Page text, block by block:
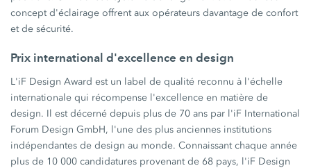
concept d'éclairage offrent aux opérateurs davantage de confort
et de sécurité.
Prix international d'excellence en design
L'iF Design Award est un label de qualité reconnu à l'échelle
internationale qui récompense l'excellence en matière de
design. Il est décerné depuis plus de 70 ans par l'iF International
Forum Design GmbH, l'une des plus anciennes institutions
indépendantes de design au monde. Connaissant chaque année
plus de 10 000 candidatures provenant de 68 pays, l'iF Design